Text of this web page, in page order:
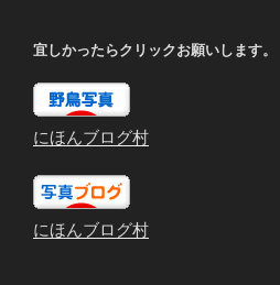
宜しかったらクリックお願いします。
にほんブログ村
にほんブログ村